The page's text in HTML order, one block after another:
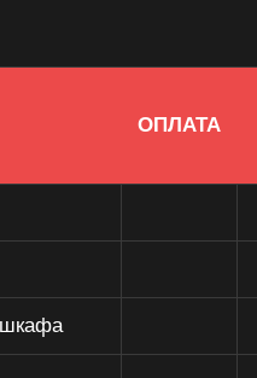
ОПЛАТА
шкафа